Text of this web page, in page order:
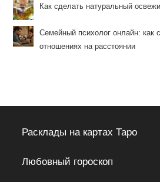
Как сделать натуральный
Семейный психолог онлайн: как
отношениях на расстоянии
Расклады на картах Таро
Любовный гороскоп